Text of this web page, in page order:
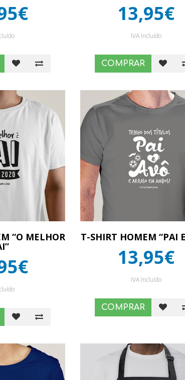
13,95€
IVA Incluído
COMPRAR
“O MELHOR T-SHIRT HOMEM “PAI
13,95€
IVA Incluído
COMPRAR